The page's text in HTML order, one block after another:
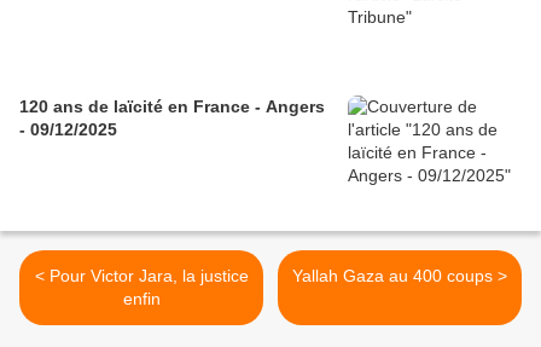
120 ans de laïcité en France - Angers
- 09/12/2025
< Pour Victor Jara, la justice
enfin
Yallah Gaza au 400 coups >